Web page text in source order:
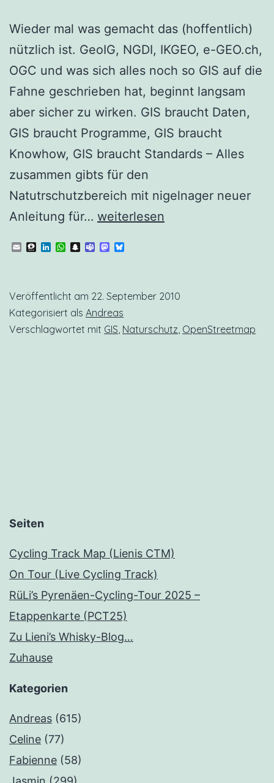
Wieder mal was gemacht das (hoffentlich)
nützlich ist. GeoIG, NGDI, IKGEO, e-GEO.ch,
OGC und was sich alles noch so GIS auf die
Fahne geschrieben hat, beginnt langsam
aber sicher zu wirken. GIS braucht Daten,
GIS braucht Programme, GIS braucht
Knowhow, GIS braucht Standards – Alles
zusammen gibts für den
Natutrschutzbereich mit nigelnager neuer
Anleitung für… Geschafft!!!
weiterlesen
EmailThreema
LinkedIn
WhatsApp
Snapchat
TeamsMastodon
Veröffentlicht am 22. September 2010
Kategorisiert als Andreas
Verschlagwortet mit GIS Naturschutz OpenStreetmap
Seiten
Cycling Track Map (Lienis CTM)
On Tour (Live Cycling Track)
RüLi’s Pyrenäen-Cycling-Tour 2025 –
Etappenkarte (PCT25)
Zu Lieni’s Whisky-Blog…
Zuhause
Kategorien
Andreas (615)
Celine (77)
Fabienne (58)